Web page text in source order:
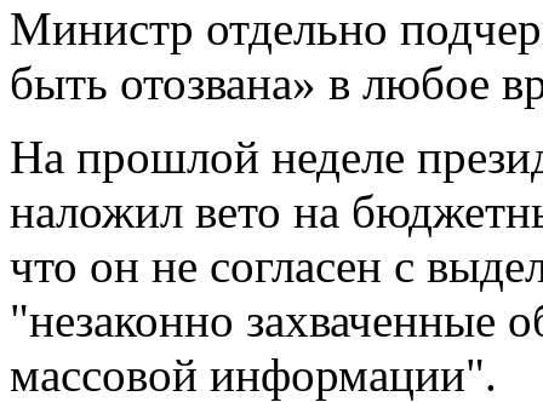
Министр отдельно
быть отозвана» в любое
На прошлой неделе
наложил вето на
что он не согласен с
"незаконно захваченные
массовой информации".